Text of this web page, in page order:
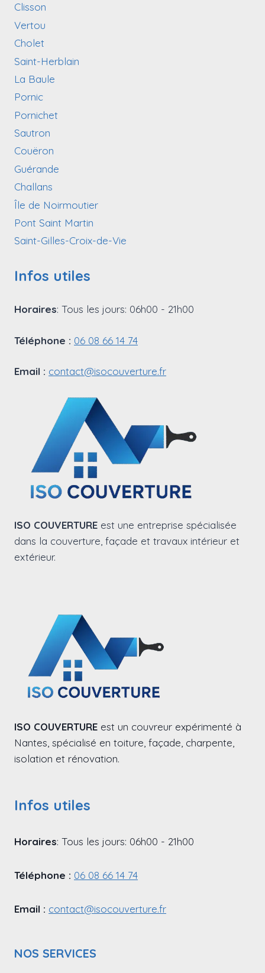
Clisson
Vertou
Cholet
Saint-Herblain
La Baule
Pornic
Pornichet
Sautron
Couëron
Guérande
Challans
Île de Noirmoutier
Pont Saint Martin
Saint-Gilles-Croix-de-Vie
Infos utiles
Horaires: Tous les jours: 06h00 - 21h00
Téléphone : 06 08 66 14 74
Email : contact@isocouverture.fr
ISO COUVERTURE est une entreprise spécialisée
dans la couverture, façade et travaux intérieur et
extérieur.
ISO COUVERTURE est un couvreur expérimenté à
Nantes, spécialisé en toiture, façade, charpente,
isolation et rénovation.
Infos utiles
Horaires: Tous les jours: 06h00 - 21h00
Téléphone : 06 08 66 14 74
Email : contact@isocouverture.fr
NOS SERVICES